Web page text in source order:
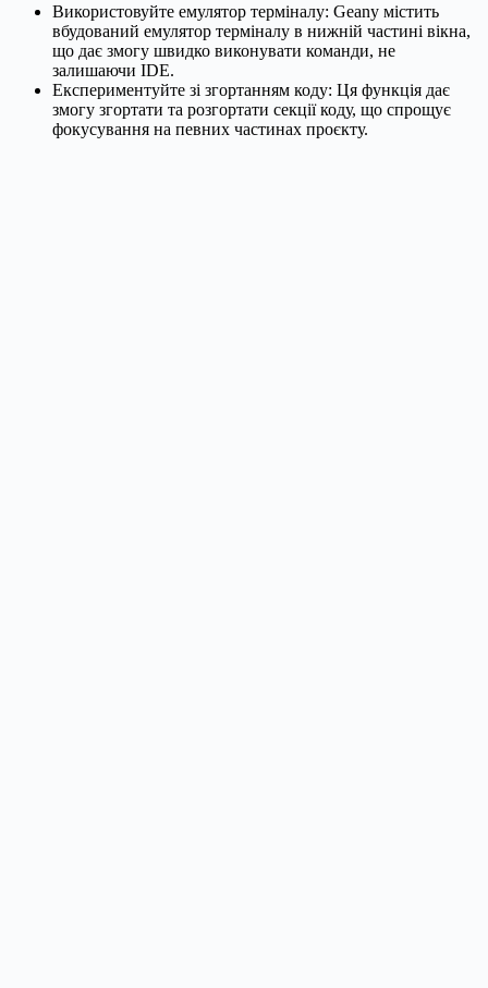
Використовуйте емулятор терміналу: Geany містить
вбудований емулятор терміналу в нижній частині вікна,
що дає змогу швидко виконувати команди, не
залишаючи IDE.
Експериментуйте зі згортанням коду: Ця функція дає
змогу згортати та розгортати секції коду, що спрощує
фокусування на певних частинах проєкту.